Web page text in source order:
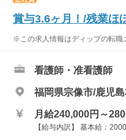
賞与3.6ヶ月！/残業ほ
※この求人情報はディップの転職
看護師・准看護師
福岡県宗像市/鹿児
月給240,000円～
【給与内訳】 基本給：